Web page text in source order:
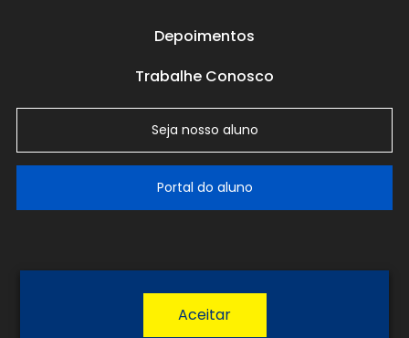
Depoimentos
Trabalhe Conosco
Seja nosso aluno
Portal do aluno
Política de Privacidade